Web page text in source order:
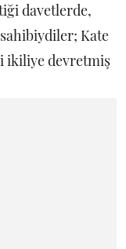
davetlerde,
Kate
ikiliye devretmiş